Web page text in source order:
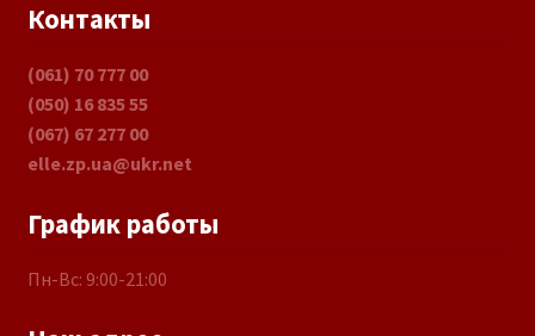
Контакты
(061) 70 777 00
(050) 16 835 55
(067) 67 277 00
elle.zp.ua@ukr.net
График работы
Пн-Вс: 9:00-21:00